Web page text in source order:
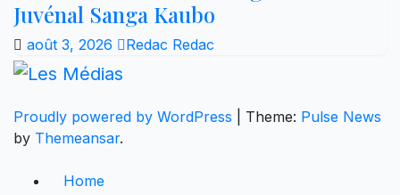
Juvénal Sanga Kaubo
août 3, 2026 Redac Redac
Proudly powered by WordPress Theme: Pulse News
by Themeansar.
Home